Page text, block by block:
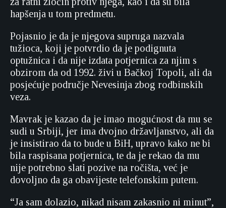
hapšenja u tom predmetu.
Pojasnio je da je njegova supruga nazvala
tužioca, koji je potvrdio da je podignuta
optužnica i da nije izdata potjernica za njim s
obzirom da od 1992. živi u Bačkoj Topoli, ali da
posjećuje područje Nevesinja zbog rodbinskih
veza.
Mavrak je kazao da je imao mogućnost da mu se
sudi u Srbiji, jer ima dvojno državljanstvo, ali da
je insistirao da to bude u BiH, upravo kako ne bi
bila raspisana potjernica, te da je rekao da mu
nije potrebno slati pozive na ročišta, već je
dovoljno da ga obavijeste telefonskim putem.
“Ja sam dolazio, nikad nisam zakasnio ni minut”,